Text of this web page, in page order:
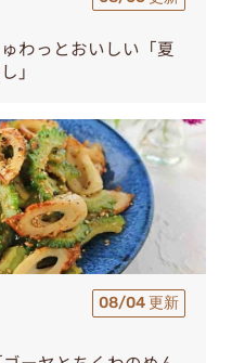
わっとおいしい「夏
」
08/04 更新